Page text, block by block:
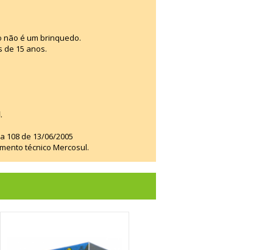
não é um brinquedo.
15 anos.
108 de 13/06/2005
técnico Mercosul.